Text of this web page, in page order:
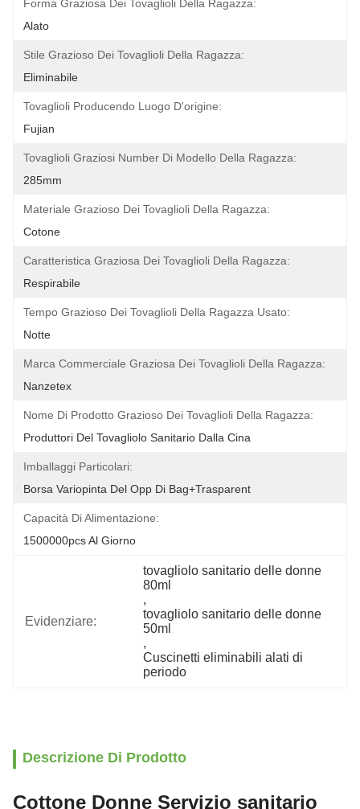
Forma Graziosa Dei Tovaglioli Della Ragazza:
Alato
Stile Grazioso Dei Tovaglioli Della Ragazza:
Eliminabile
Tovaglioli Producendo Luogo D'origine:
Fujian
Tovaglioli Graziosi Number Di Modello Della Ragazza:
285mm
Materiale Grazioso Dei Tovaglioli Della Ragazza:
Cotone
Caratteristica Graziosa Dei Tovaglioli Della Ragazza:
Respirabile
Tempo Grazioso Dei Tovaglioli Della Ragazza Usato:
Notte
Marca Commerciale Graziosa Dei Tovaglioli Della Ragazza:
Nanzetex
Nome Di Prodotto Grazioso Dei Tovaglioli Della Ragazza:
Produttori Del Tovagliolo Sanitario Dalla Cina
Imballaggi Particolari:
Borsa Variopinta Del Opp Di Bag+trasparent
Capacità Di Alimentazione:
1500000pcs Al Giorno
Evidenziare:
tovagliolo sanitario delle donne
80ml
,
tovagliolo sanitario delle donne
50ml
,
Cuscinetti eliminabili alati di
periodo
Descrizione Di Prodotto
Cottone Donne Servizio sanitario